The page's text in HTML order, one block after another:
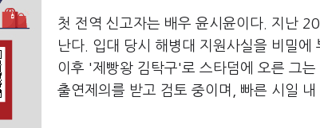
첫 전역 신고자는 배우 윤시윤이다. 지난
난다. 입대 당시 해병대 지원사실을 비밀
이후 '제빵왕 김탁구'로 스타덤에 오른 그
출연제의를 받고 검토 중이며, 빠른 시일